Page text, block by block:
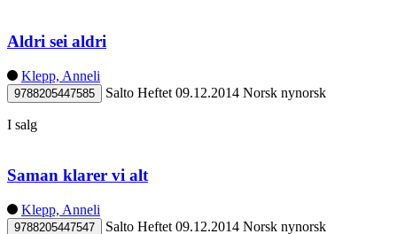
Aldri sei aldri
Klepp, Anneli
9788205447585 Salto Heftet 09.12.2014 Norsk nynorsk
I salg
Saman klarer vi alt
Klepp, Anneli
9788205447547 Salto Heftet 09.12.2014 Norsk nynorsk